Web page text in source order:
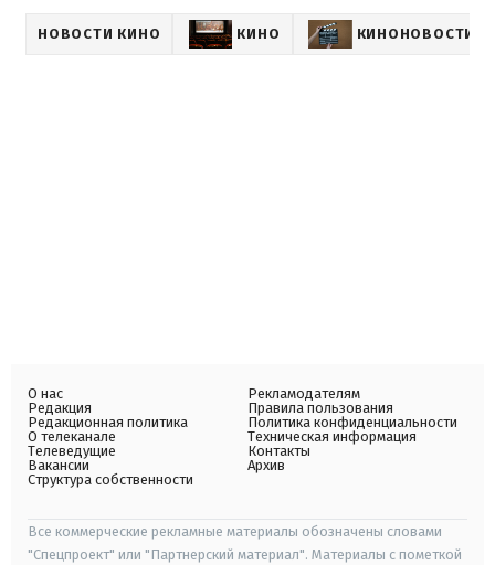
НОВОСТИ КИНО КИНО КИНОНОВОСТИ
О нас
Редакция
Редакционная политика
О телеканале
Телеведущие
Вакансии
Структура собственности
Рекламодателям
Правила пользования
Политика конфиденциальности
Техническая информация
Контакты
Архив
Все коммерческие рекламные материалы обозначены словами
"Спецпроект" или "Партнерский материал". Материалы с пометкой